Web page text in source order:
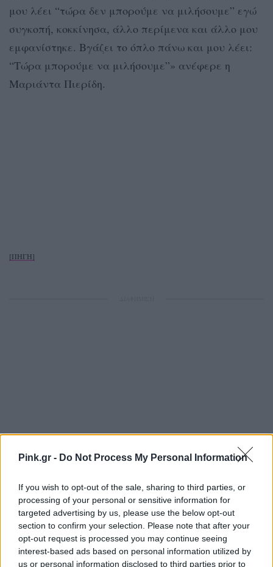
Pink.gr - Do Not Process My Personal Information
If you wish to opt-out of the sale, sharing to third parties, or
processing of your personal or sensitive information for
targeted advertising by us, please use the below opt-out
section to confirm your selection. Please note that after your
opt-out request is processed you may continue seeing
interest-based ads based on personal information utilized by
us or personal information disclosed to third parties prior to
μου λέει “τώρα δεν μπορούμε να μιλήσουμε” εγώ
συγκοπή, κοκκίνησα, άλλο περίμενα και άλλο μου
εμφανίστηκε. Βγάζει το όπλο πάνω και μου λέει:
“Τώρα μπορούμε να μιλήσουμε”» ανέφερε η
Μαριάντα Πιερίδη.
[ΠΗΓΗ]